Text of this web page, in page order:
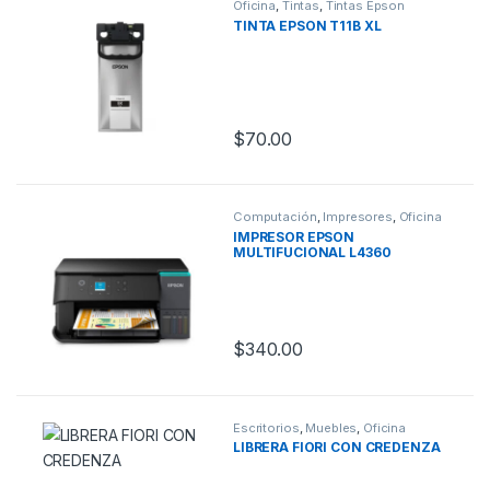
Oficina, Tintas, Tintas Epson
TINTA EPSON T11B XL
$70.00
Computación, Impresores, Oficina
IMPRESOR EPSON
MULTIFUCIONAL L4360
$340.00
Escritorios Muebles Oficina
LIBRERA FIORI CON CREDENZA